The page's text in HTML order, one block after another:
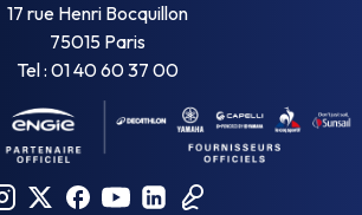
17 rue Henri Bocquillon
75015 Paris
Tel : 01 40 60 37 00